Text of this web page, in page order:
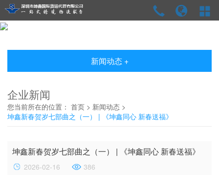
新闻动态 +
企业新闻
您当前所在的位置： 首页 > 新闻动态 >
坤鑫新春贺岁七部曲之（一） | 《坤鑫同心 新春送福》
坤鑫新春贺岁七部曲之（一） | 《坤鑫同心 新春送福》
2026-02-16 386